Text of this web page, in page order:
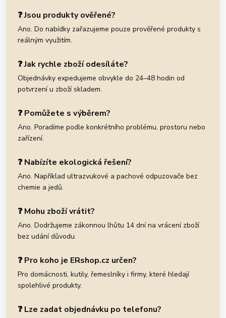
❓ Jsou produkty ověřené?
Ano. Do nabídky zařazujeme pouze prověřené produkty s
reálným využitím.
❓ Jak rychle zboží odesíláte?
Objednávky expedujeme obvykle do 24–48 hodin od
potvrzení u zboží skladem.
❓ Pomůžete s výběrem?
Ano. Poradíme podle konkrétního problému, prostoru nebo
zařízení.
❓ Nabízíte ekologická řešení?
Ano. Například ultrazvukové a pachové odpuzovače bez
chemie a jedů.
❓ Mohu zboží vrátit?
Ano. Dodržujeme zákonnou lhůtu 14 dní na vrácení zboží
bez udání důvodu.
❓ Pro koho je ERshop.cz určen?
Pro domácnosti, kutily, řemeslníky i firmy, které hledají
spolehlivé produkty.
❓ Lze zadat objednávku po telefonu?